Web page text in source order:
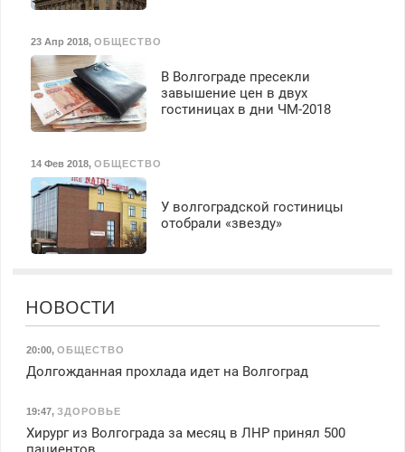
23 Апр 2018, ОБЩЕСТВО
В Волгограде пресекли
завышение цен в двух
гостиницах в дни ЧМ-2018
14 Фев 2018, ОБЩЕСТВО
У волгоградской гостиницы
отобрали «звезду»
НОВОСТИ
20:00, ОБЩЕСТВО
Долгожданная прохлада идет на Волгоград
19:47, ЗДОРОВЬЕ
Хирург из Волгограда за месяц в ЛНР принял 500